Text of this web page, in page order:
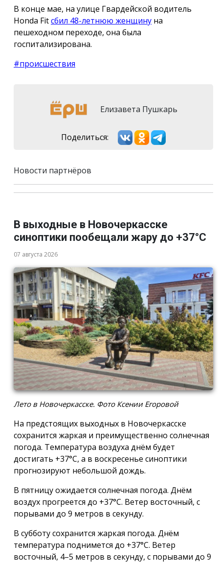
В конце мае, на улице Гвардейской водитель
Honda Fitсбил 48-летнюю женщину на
пешеходном переходе, она была
госпитализирована.
#происшествия
Елизавета Пушкарь
Поделиться:
Новости партнёров
В выходные в Новочеркасске
синоптики пообещали жару до +37°C
07 августа 2026
Лето в Новочеркасске. Фото Ксении Егоровой
На предстоящих выходных в Новочеркасске
сохранится жаркая и преимущественно солнечная
погода. Температура воздуха днём будет
достигать +37°C, а в воскресенье синоптики
прогнозируют небольшой дождь.
В пятницу ожидается солнечная погода. Днём
воздух прогреется до +37°C. Ветер восточный, с
порывами до 9 метров в секунду.
В субботу сохранится жаркая погода. Днём
температура поднимется до +37°C. Ветер
восточный, 4–5 метров в секунду, с порывами до 9